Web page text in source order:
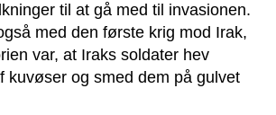
til at gå med til invasionen.
med den første krig mod Irak,
var, at Iraks soldater hev
og smed dem på gulvet